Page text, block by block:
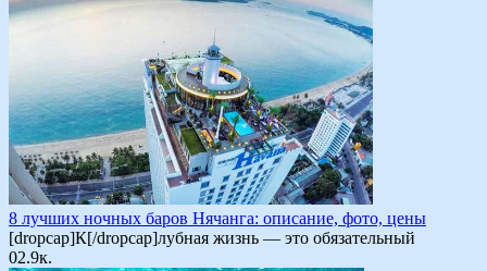
8 лучших ночных баров Нячанга: описание, фото, цены
[dropcap]К[/dropcap]лубная жизнь — это обязательный
02.9к.